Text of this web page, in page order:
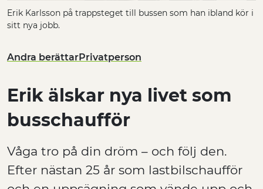
Erik Karlsson på trappsteget till bussen som han ibland kör i
sitt nya jobb.
Andra berättarPrivatperson
Erik älskar nya livet som
busschaufför
Våga tro på din dröm – och följ den.
Efter nästan 25 år som lastbilschaufför